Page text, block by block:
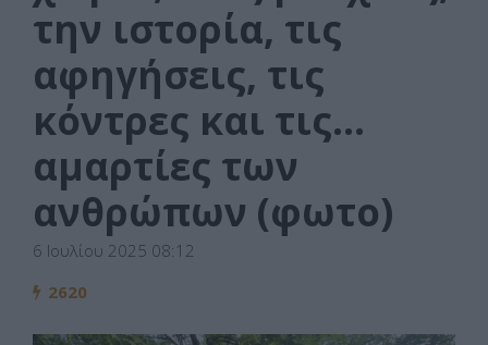
την ιστορία, τις
αφηγήσεις, τις
κόντρες και τις…
αμαρτίες των
ανθρώπων (φωτο)
6 Ιουλίου 2025 08:12
2620